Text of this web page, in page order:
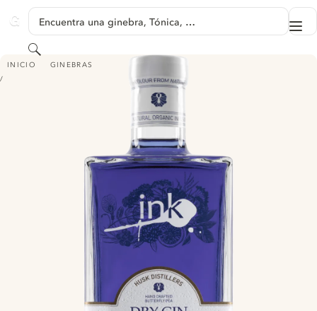
GINVENTORY
Encuentra una ginebra, Tónica, …
Buscar
INICIO GINEBRAS
INK DRY GIN